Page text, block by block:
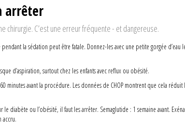
arrêter
chirurgie. C’est une erreur fréquente - et dangereuse.
la sédation peut être fatale. Donnez-les avec une petite gorgée d’eau
d’aspiration, surtout chez les enfants avec reflux ou obésité.
minutes avant la procédure. Les données de CHOP montrent que cela réduit
diabète ou l’obésité, il faut les arrêter. Semaglutide : 1 semaine avant.
accru.